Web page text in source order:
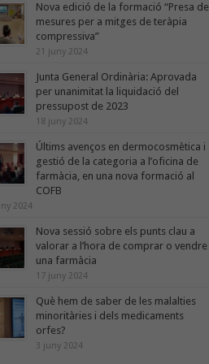
Nova edició de la formació “Presa de
mesures per a mitges de teràpia
compressiva”
21 juny 2024
Junta General Ordinària: Aprovada
per unanimitat la liquidació del
pressupost de 2023
18 juny 2024
Últims avenços en dermocosmètica i
gestió de la categoria a l’oficina de
farmàcia, en una nova formació al
COFB
2024
Nova sessió sobre els punts clau a
valorar a l’hora de comprar o vendre
una farmàcia
17 juny 2024
Què hem de saber de les malalties
minoritàries i dels medicaments
orfes?
3 juny 2024